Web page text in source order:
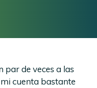
par de veces a las
cuenta bastante